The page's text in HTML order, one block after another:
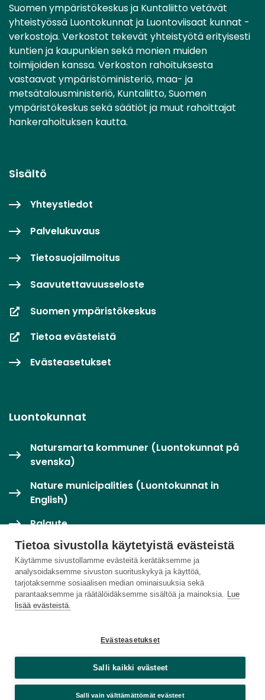
Tietoa sivustolla käytetyistä evästeistä
Käytämme sivustollamme evästeitä kerätäksemme ja
analysoidaksemme sivuston suorituskykyä ja käyttöä,
tarjotaksemme sosiaalisen median ominaisuuksia sekä
parantaaksemme ja räätälöidäksemme sisältöä ja mainoksia. Lue
lisää evästeistä.
Evästeasetukset
Salli kaikki evästeet
Salli vain välttämättömät evästeet
Suomen ympäristökeskus ja Kuntaliitto vetävät
yhteistyössä Luontokunnat ja Luontoviisaat kunnat -
verkostoja. Verkostot tekevät yhteistyötä erityisesti
kuntien ja kaupunkien sekä monien muiden
toimijoiden kanssa. Verkoston rahoituksesta
vastaavat ympäristöministeriö, maa- ja
metsätalousministeriö, Kuntaliitto, Suomen
ympäristökeskus sekä säätiöt ja muut rahoittajat
hankerahoituksen kautta.
Sisältö
Yhteystiedot
Palvelukuvaus
Tietosuojailmoitus
Saavutettavuusseloste
Suomen ympäristökeskus
Tietoa evästeistä
Evästeasetukset
Luontokunnat
Natursmarta kommuner (Luontokunnat på
svenska)
Nature municipalities (Luontokunnat in
English)
Palaute
Twitter / X
Luontoloikka-palvelu